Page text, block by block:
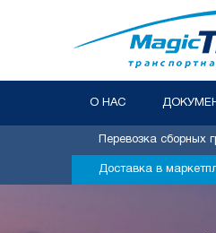
О НАС
Перевозка сборных
Доставка в